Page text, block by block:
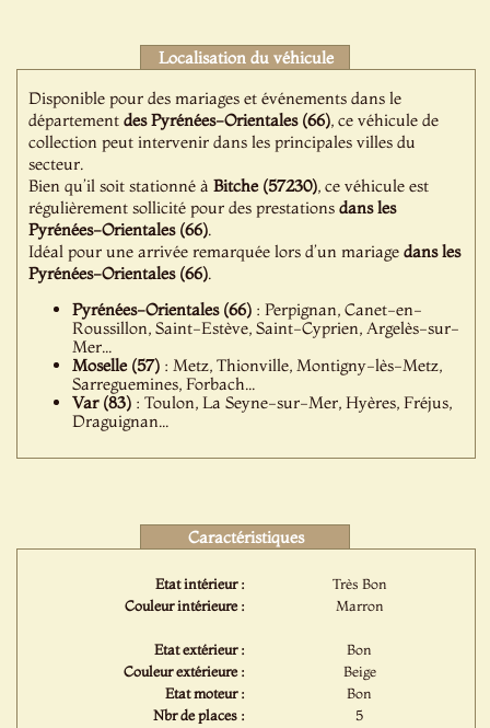
Localisation du véhicule
Disponible pour des mariages et événements dans le
départementdes Pyrénées-Orientales (66), ce véhicule de
collection peut intervenir dans les principales villes du
secteur.
Bien qu’il soit stationné àBitche (57230), ce véhicule est
régulièrement sollicité pour des prestationsdans les
Pyrénées-Orientales (66).
Idéal pour une arrivée remarquée lors d’un mariagedans les
Pyrénées-Orientales (66).
Pyrénées-Orientales (66) : Perpignan, Canet-en-
Roussillon, Saint-Estève, Saint-Cyprien, Argelès-sur-
Mer...
Moselle (57) : Metz, Thionville, Montigny-lès-Metz,
Sarreguemines, Forbach...
Var (83) : Toulon, La Seyne-sur-Mer, Hyères, Fréjus,
Draguignan...
Caractéristiques
Etat intérieur :
Très Bon
Couleur intérieure :
Marron
Etat extérieur :
Bon
Couleur extérieure :
Beige
Etat moteur :
Bon
Nbr de places :
5